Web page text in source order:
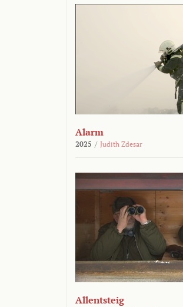
Alarm
2025 / Judith Zdesar
Allentsteig